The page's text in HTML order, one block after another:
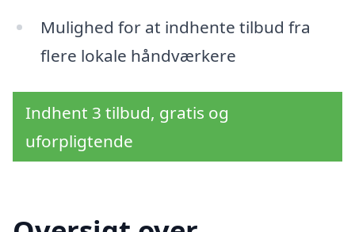
Mulighed for at indhente tilbud fra
flere lokale håndværkere
Indhent 3 tilbud, gratis og
uforpligtende